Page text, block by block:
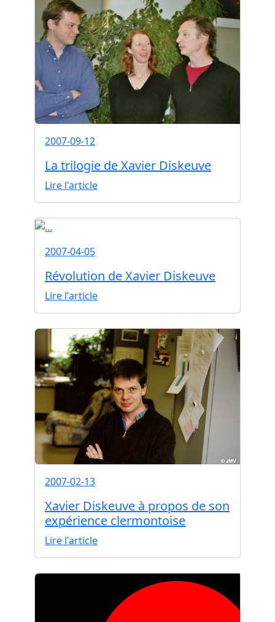
2007-09-12
La trilogie de Xavier Diskeuve
Lire l'article
2007-04-05
Révolution de Xavier Diskeuve
Lire l'article
2007-02-13
Xavier Diskeuve à propos de son
expérience clermontoise
Lire l'article